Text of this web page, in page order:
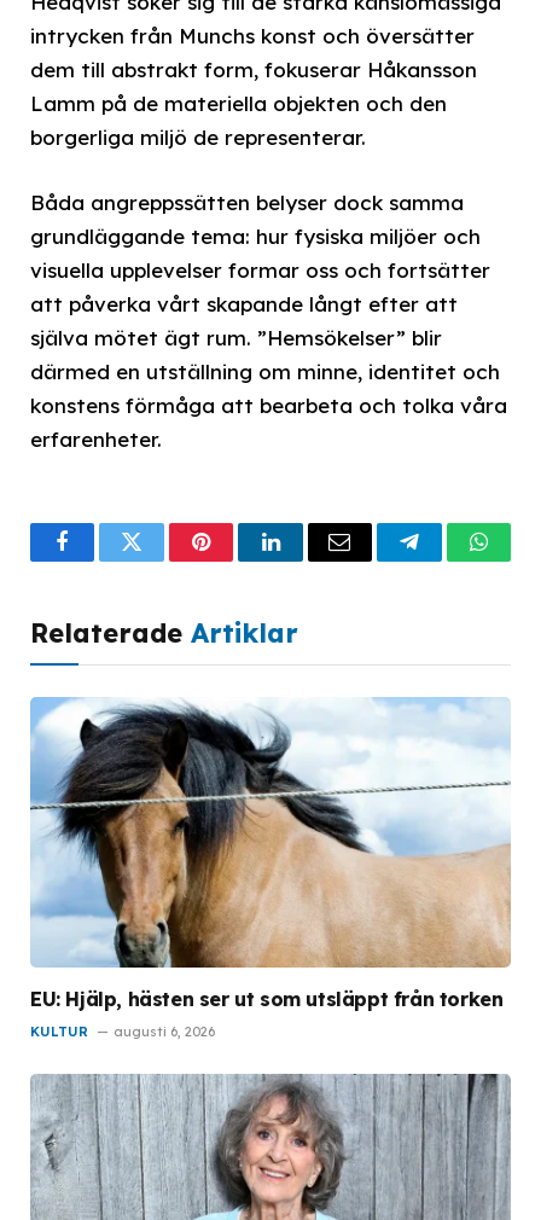
intrycken från Munchs konst och översätter
dem till abstrakt form, fokuserar Håkansson
Lamm på de materiella objekten och den
borgerliga miljö de representerar.
Båda angreppssätten belyser dock samma
grundläggande tema: hur fysiska miljöer och
visuella upplevelser formar oss och fortsätter
att påverka vårt skapande långt efter att
själva mötet ägt rum. ”Hemsökelser” blir
därmed en utställning om minne, identitet och
konstens förmåga att bearbeta och tolka våra
erfarenheter.
FacebookTwitterPinterestLinkedInEmail Telegram
Relaterade Artiklar
EU: Hjälp, hästen ser ut som utsläppt från torken
KULTUR augusti 6, 2026